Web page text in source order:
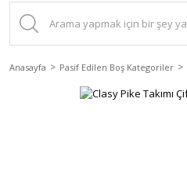
Anasayfa Pasif Edilen Boş Kategoriler